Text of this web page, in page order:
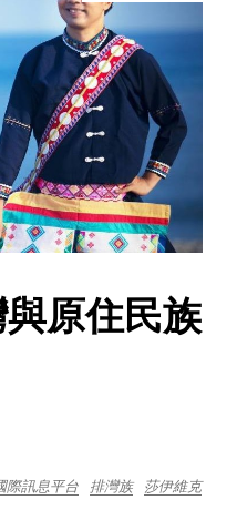
原住民族
際訊息平台 排灣族 莎伊維克